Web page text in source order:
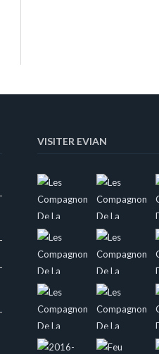
VISITER EVIAN